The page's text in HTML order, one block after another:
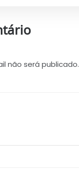
não será publicado.